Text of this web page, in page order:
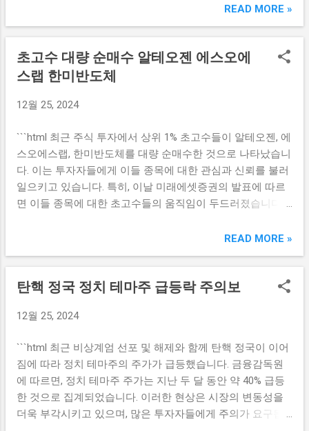
다 효율적인 투자 결정을 내릴 수 있습니다. 이를 통해 투자
만족도를 높이고, 투자 성과를 극대화할 수 있는 기회를 제공
최하는 실전투자대회는 다이렉트인덱싱을 활용하여 실제 시
장에서의 투자 경험을 제공하고자 합니다. 참가자들은 가상
을 시험해볼 수 있습니다. 이를 통해 투자자들은 진짜 시장의
험을 얻게 됩니다. 대회는 모든 고객에게 열려 있으며, 교보증
권의 다이렉트인덱싱 서비스 가입자라면 누구나 참여할 수
있는 점이 큰 장점입니다. 또한, 대회에서는 우수한 성과를 낸
참가자에게 상품이나 보...
할 것으로 기대됩니다. 미국 경제성장 전망의 견고함 프랭클
린템플턴은 내년 미국 경제의 성장이 혁신적 주도로 이어질
것을 기대하고 있습니다. 미국은 기술과 혁신이 경제 성장의
중심으로 자리 잡아, 지속 가능한 발전을 이루어낼 가능성이
높습니다. 이는 정부의 완화적 통화정책과 함께 장기적인 경
한, 경제 성장의 초입에서 기업들이 연구 개발에 대한 투자를
를 창출하는 데 기여하고 있습니다. 이런 혁신적인 흐름은 미
국 경제를 더욱 강화시키고, 국제적인 경쟁력 또한 높여줄 것
입니다. 특히, 다음 해에는 신기술과 디지털 혁신을 바탕으로
한 기업들이 시장에서 주목받을 것으로 예상됩니다. AI, 클라
우드 컴퓨팅, 빅데이터 등의 기술이 통합되어 새로운 비즈니
응이 가능해질 것입니다. 이러한 전망들은 미국 경제가 단순
히 회복하는 것을 넘어, 혁신을 통한 고속 성장의 길로 나아가
흐름을 인지하고, 혁신적인 전략을 지속적으로 발전시켜 나
화정책은 이제 완화적인 방향으로 나아가고 있으며, 이러한
니다. 낮은 금리는 기업들이 자금을 보다 쉽게 조달할 수 있게
해주어, 기업의 연구개발과 투자가 증가할 수 있는 환경을 마
련해 줍니다. 이와 함께 소비자 또한 안정된 금리 덕분에 ...
READ MORE »
초고수 대량 순매수 알테오젠 에스오에
스랩 한미반도체
12월 25, 2024
```html 최근 주식 투자에서 상위 1% 초고수들이 알테오젠, 에
스오에스랩, 한미반도체를 대량 순매수한 것으로 나타났습니
다. 이는 투자자들에게 이들 종목에 대한 관심과 신뢰를 불러
일으키고 있습니다. 특히, 이날 미래에셋증권의 발표에 따르
면 이들 종목에 대한 초고수들의 움직임이 두드러졌습니다.
직임은 언제나 큰 주목을 받습니다. 초고수들은 보통 시장의
는 경향이 있습니다. 이러한 초고수들이 대량 순매수한 알테
오젠, 에스오에스랩, 한미반도체는 그만큼 이들 종목에 대한
배경은 무엇일까요? 일반적으로 초고수들은 기술적 분석과
합니다. 이는 단기 투자로부터 장기 투자로 전환하는 신호일
수 있습니다. 예를 들어, 알테오젠은 바이오 분야에서 큰 잠재
력을 가지고 있으며, 에스오에스랩과 한미반도체 역시 기술
발전과 시장 점유율 확대에 따른 긍정적인 전망을 받고 있습
니다. 또한, 이들 종목은 경제의 변화와 시장 트렌드에 따른
READ MORE »
탄핵 정국 정치 테마주 급등락 주의보
12월 25, 2024
```html 최근 비상계엄 선포 및 해제와 함께 탄핵 정국이 이어
짐에 따라 정치 테마주의 주가가 급등했습니다. 금융감독원
에 따르면, 정치 테마주 주가는 지난 두 달 동안 약 40% 급등
한 것으로 집계되었습니다. 이러한 현상은 시장의 변동성을
더욱 부각시키고 있으며, 많은 투자자들에게 주의가 요구됩